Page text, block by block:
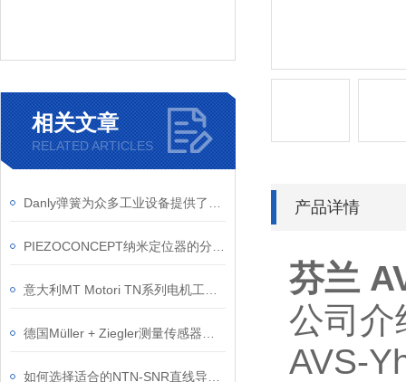
相关文章
RELATED ARTICLES
产品详情
芬兰
公司介